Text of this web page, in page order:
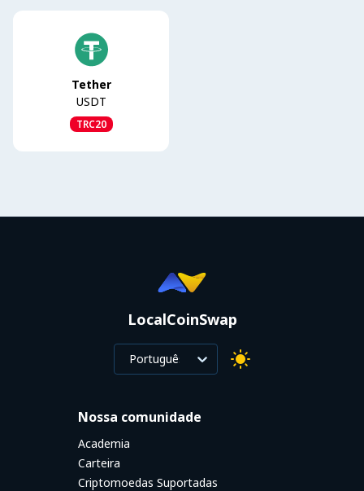
Tether
USDT
TRC20
LocalCoinSwap
Português
Nossa comunidade
Academia
Carteira
Criptomoedas Suportadas